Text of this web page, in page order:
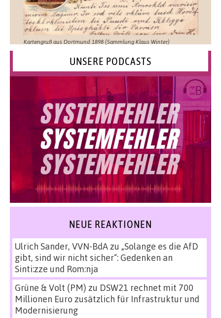
Kartengruß aus Dortmund 1898 (Sammlung Klaus Winter)
UNSERE PODCASTS
NEUE REAKTIONEN
Ulrich Sander, VVN-BdAzu „Solange es die AfD
gibt, sind wir nicht sicher“: Gedenken an
Sinti:zze und Rom:nja
Grüne & Volt (PM) zu DSW21 rechnet mit 700
Millionen Euro zusätzlich für Infrastruktur und
Modernisierung